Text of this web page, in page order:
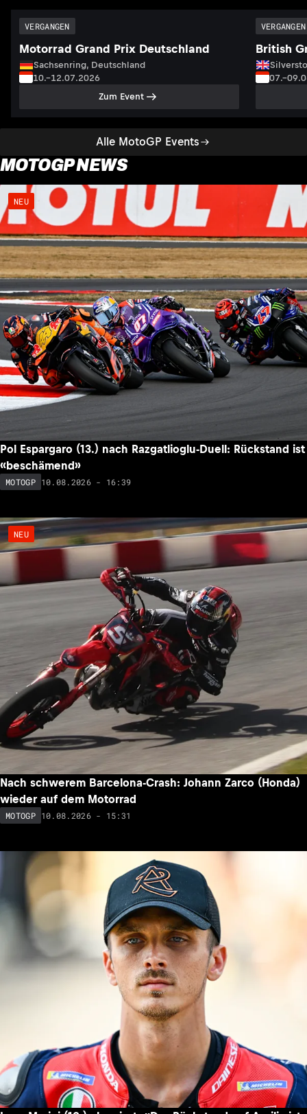
Alle MotoGP Events
VERGANGEN
Motorrad Grand Prix Deutschland
Sachsenring, Deutschland
10.–12.07.2026
Zum Event
VERGANGEN
British
MOTOGP NEWS
NEU
Pol Espargaro (13.) nach Razgatlioglu-Duell: Rückstand ist
«beschämend»
MOTOGP 10.08.2026 - 16:39
NEU
Nach schwerem Barcelona-Crash: Johann Zarco (Honda)
wieder auf dem Motorrad
MOTOGP 10.08.2026 - 15:31